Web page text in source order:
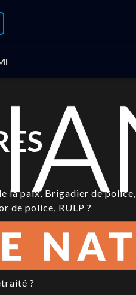
la paix, Brigadier de police,
de police, RULP ?
?
CRS ?
?